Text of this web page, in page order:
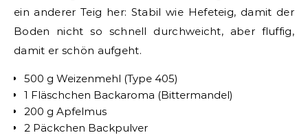
ein anderer Teig her: Stabil wie Hefeteig, damit der
Boden nicht so schnell durchweicht, aber fluffig,
damit er schön aufgeht.
500 g Weizenmehl (Type 405)
1 Fläschchen Backaroma (Bittermandel)
200 g Apfelmus
2 Päckchen Backpulver